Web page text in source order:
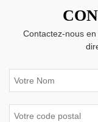
Contactez-nous